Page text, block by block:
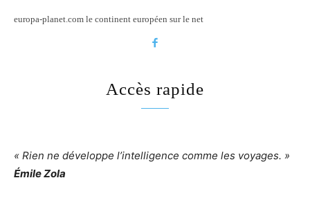
europa-planet.com le continent européen sur le net
Accès rapide
« Rien ne développe l’intelligence comme les voyages. »
Émile Zola